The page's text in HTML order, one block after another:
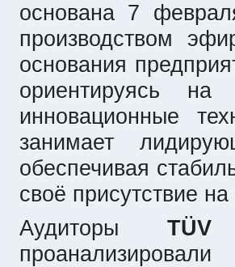
основана 7
производством
основания
ориентируясь
инновационные
занимает
обеспечивая
своё присутствие
Аудиторы